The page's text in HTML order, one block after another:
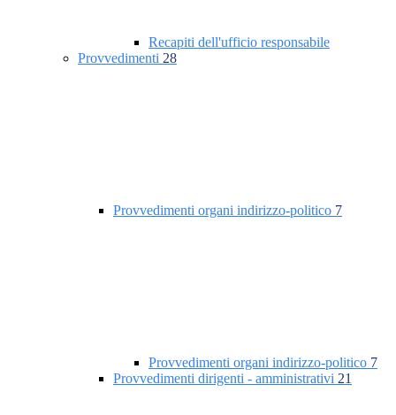
Recapiti dell'ufficio responsabile
Provvedimenti 28
Provvedimenti organi indirizzo-politico 7
Provvedimenti organi indirizzo-politico 7
Provvedimenti dirigenti - amministrativi 21